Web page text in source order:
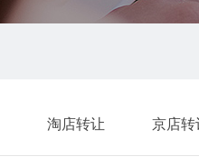
淘店转让 京店转